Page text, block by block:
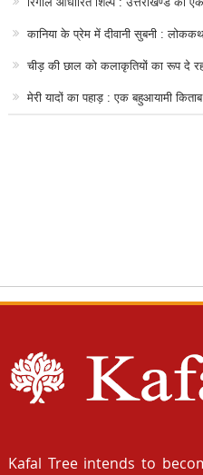
कानिया के प्रेम में दीवानी सुबनी :
चीड़ की छाल को कलाकृतियों का रूप दे
मेरी यादों का पहाड़ : एक बहुआयामी किताब
Kafal Tree intends to